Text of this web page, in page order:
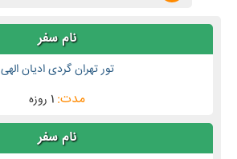
تور تهران گردی ادیان الهی
1 روزه